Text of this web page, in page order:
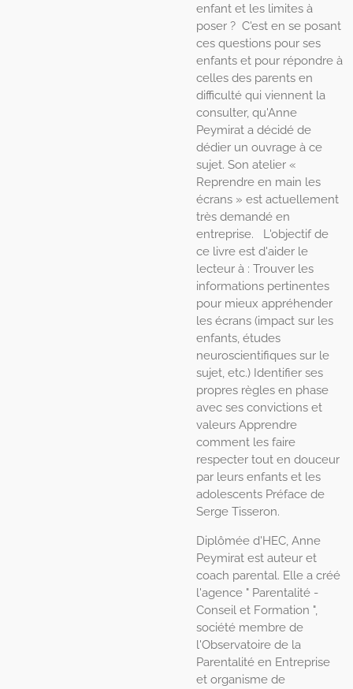
enfant et les limites à
poser ? C'est en se posant
ces questions pour ses
enfants et pour répondre à
celles des parents en
difficulté qui viennent la
consulter, qu'Anne
Peymirat a décidé de
dédier un ouvrage à ce
sujet. Son atelier «
Reprendre en main les
écrans » est actuellement
très demandé en
entreprise. L'objectif de
ce livre est d'aider le
lecteur à : Trouver les
informations pertinentes
pour mieux appréhender
les écrans (impact sur les
enfants, études
neuroscientifiques sur le
sujet, etc.) Identifier ses
propres règles en phase
avec ses convictions et
valeurs Apprendre
comment les faire
respecter tout en douceur
par leurs enfants et les
adolescents Préface de
Serge Tisseron.
Diplômée d'HEC, Anne
Peymirat est auteur et
coach parental. Elle a créé
l'agence " Parentalité -
Conseil et Formation ",
société membre de
l'Observatoire de la
Parentalité en Entreprise
et organisme de